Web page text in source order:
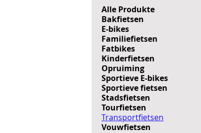
Alle Produkte
Bakfietsen
E-bikes
Familiefietsen
Fatbikes
Kinderfietsen
Opruiming
Sportieve E-bikes
Sportieve fietsen
Stadsfietsen
Tourfietsen
Transportfietsen
Vouwfietsen